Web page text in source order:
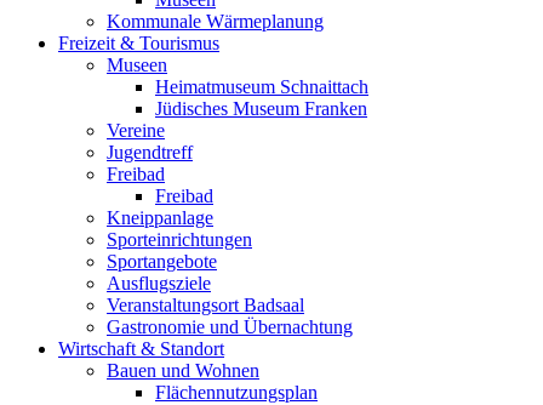
Kommunale Wärmeplanung
Freizeit & Tourismus
Museen
Heimatmuseum Schnaittach
Jüdisches Museum Franken
Vereine
Jugendtreff
Freibad
Freibad
Kneippanlage
Sporteinrichtungen
Sportangebote
Ausflugsziele
Veranstaltungsort Badsaal
Gastronomie und Übernachtung
Wirtschaft & Standort
Bauen und Wohnen
Flächennutzungsplan